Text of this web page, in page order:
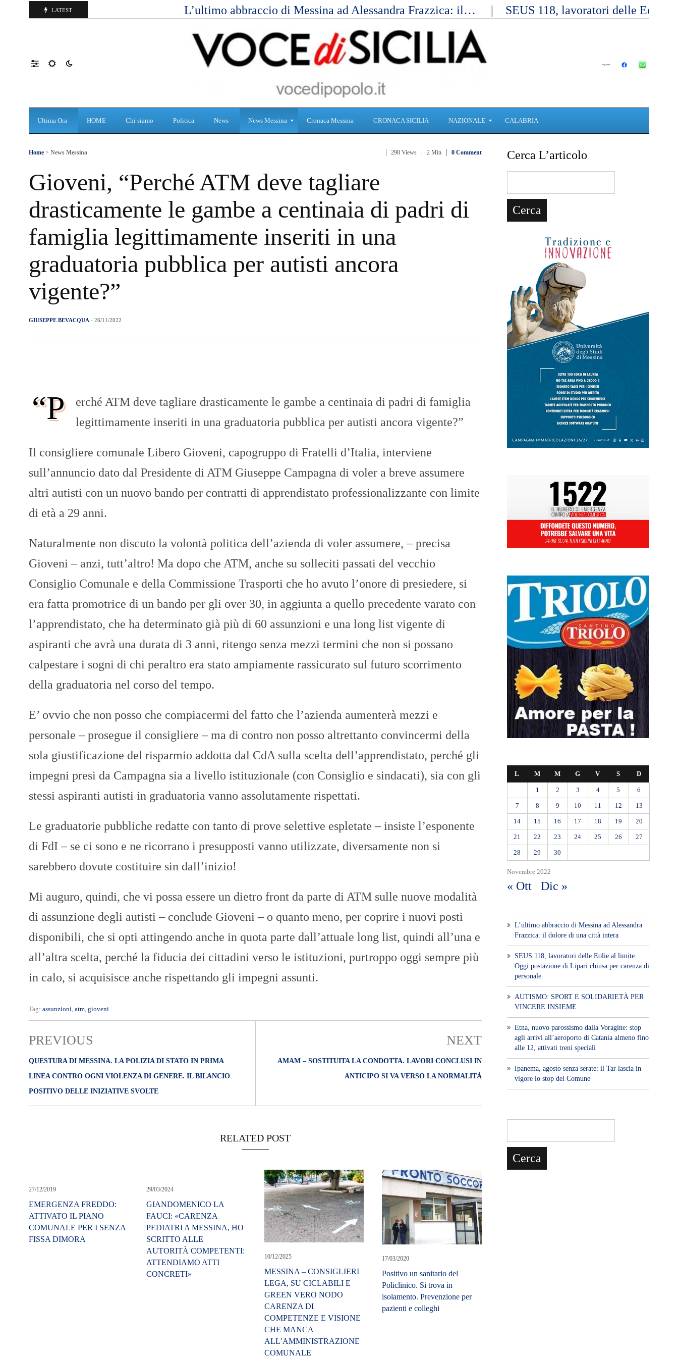
LATEST L’ultimo abbraccio di Messina ad Alessandra Frazzica: il… SEUS 118, lavoratori delle
Ultima Ora HOME Chi siamo Politica News News Messina
i
à
N
I
E
R
T
E
O
T
G
o
r
t
T
I
R
N
Cronaca Messina CRONACA SICILIA NAZIONALE CALABRIA
Home > News Messina 298 Views 2 Min 0 Comment
Gioveni, “Perché ATM deve tagliare
drasticamente le gambe a centinaia di padri di
famiglia legittimamente inseriti in una
graduatoria pubblica per autisti ancora
vigente?”
GIUSEPPE BEVACQUA - 26/11/2022
“P
erché ATM deve tagliare drasticamente le gambe a centinaia di padri di famiglia
legittimamente inseriti in una graduatoria pubblica per autisti ancora vigente?”
Il consigliere comunale Libero Gioveni, capogruppo di Fratelli d’Italia, interviene
sull’annuncio dato dal Presidente di ATM Giuseppe Campagna di voler a breve assumere
altri autisti con un nuovo bando per contratti di apprendistato professionalizzante con limite
di età a 29 anni.
Naturalmente non discuto la volontà politica dell’azienda di voler assumere, – precisa
Gioveni – anzi, tutt’altro! Ma dopo che ATM, anche su solleciti passati del vecchio
Consiglio Comunale e della Commissione Trasporti che ho avuto l’onore di presiedere, si
era fatta promotrice di un bando per gli over 30, in aggiunta a quello precedente varato con
l’apprendistato, che ha determinato già più di 60 assunzioni e una long list vigente di
aspiranti che avrà una durata di 3 anni, ritengo senza mezzi termini che non si possano
calpestare i sogni di chi peraltro era stato ampiamente rassicurato sul futuro scorrimento
della graduatoria nel corso del tempo.
E’ ovvio che non posso che compiacermi del fatto che l’azienda aumenterà mezzi e
personale – prosegue il consigliere – ma di contro non posso altrettanto convincermi della
sola giustificazione del risparmio addotta dal CdA sulla scelta dell’apprendistato, perché gli
impegni presi da Campagna sia a livello istituzionale (con Consiglio e sindacati), sia con gli
stessi aspiranti autisti in graduatoria vanno assolutamente rispettati.
Le graduatorie pubbliche redatte con tanto di prove selettive espletate – insiste l’esponente
di FdI – se ci sono e ne ricorrano i presupposti vanno utilizzate, diversamente non si
sarebbero dovute costituire sin dall’inizio!
Mi auguro, quindi, che vi possa essere un dietro front da parte di ATM sulle nuove modalità
di assunzione degli autisti – conclude Gioveni – o quanto meno, per coprire i nuovi posti
disponibili, che si opti attingendo anche in quota parte dall’attuale long list, quindi all’una e
all’altra scelta, perché la fiducia dei cittadini verso le istituzioni, purtroppo oggi sempre più
in calo, si acquisisce anche rispettando gli impegni assunti.
Tag: assunzioni atm gioveni
PREVIOUS
QUESTURA DI MESSINA. LA POLIZIA DI STATO IN PRIMA
LINEA CONTRO OGNI VIOLENZA DI GENERE. IL BILANCIO
POSITIVO DELLE INIZIATIVE SVOLTE
NEXT
AMAM – SOSTITUITA LA CONDOTTA. LAVORI CONCLUSI IN
ANTICIPO SI VA VERSO LA NORMALITÀ
RELATED POST
27/12/2019
EMERGENZA FREDDO:
ATTIVATO IL PIANO
COMUNALE PER I SENZA
FISSA DIMORA
29/03/2024
GIANDOMENICO LA
FAUCI: «CARENZA
PEDIATRI A MESSINA, HO
SCRITTO ALLE
AUTORITÀ COMPETENTI:
ATTENDIAMO ATTI
CONCRETI»
10/12/2025
MESSINA – CONSIGLIERI
LEGA, SU CICLABILI E
GREEN VERO NODO
CARENZA DI
COMPETENZE E VISIONE
CHE MANCA
ALL’AMMINISTRAZIONE
COMUNALE
17/03/2020
Positivo un sanitario del
Policlinico. Si trova in
isolamento. Prevenzione per
pazienti e colleghi
Cerca L’articolo
Novembre 2022
L M M G V S D
1 2 3 4 5 6
7 8 9 10 11 12 13
14 15 16 17 18 19 20
21 22 23 24 25 26 27
28 29 30
« Ott Dic »
L’ultimo abbraccio di Messina ad Alessandra
Frazzica: il dolore di una città intera
SEUS 118, lavoratori delle Eolie al limite.
Oggi postazione di Lipari chiusa per carenza di
personale.
AUTISMO: SPORT E SOLIDARIETÀ PER
VINCERE INSIEME
Etna, nuovo parossismo dalla Voragine: stop
agli arrivi all’aeroporto di Catania almeno fino
alle 12, attivati treni speciali
Ipanema, agosto senza serate: il Tar lascia in
vigore lo stop del Comune